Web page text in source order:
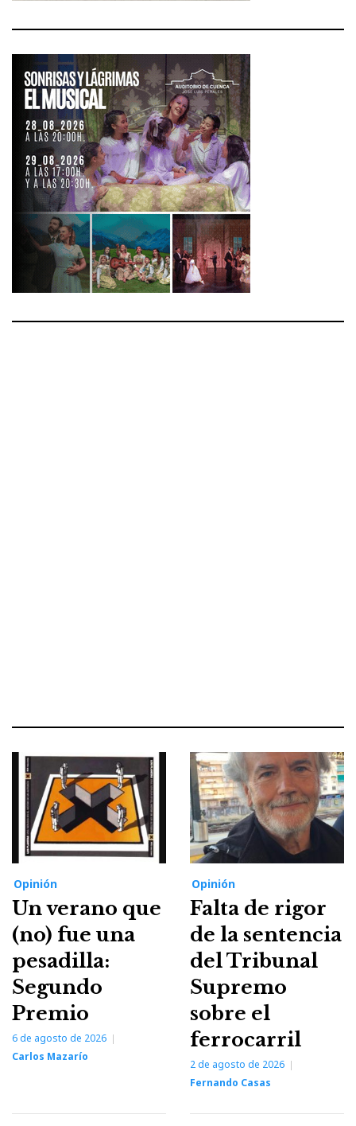
Opinión
Un verano que
(no) fue una
pesadilla:
Segundo
Premio
6 de agosto de 2026
Carlos Mazarío
Opinión
Falta de rigor
de la sentencia
del Tribunal
Supremo
sobre el
ferrocarril
2 de agosto de 2026
Fernando Casas